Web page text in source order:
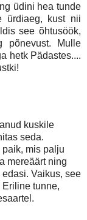
üdini hea tunde
ürdiaeg, kust nii
see õhtusöök,
põnevust. Mulle
hetk Pädastes....
kuskile
seda.
mis palju
mereäärt ning
Vaikus, see
tunne,